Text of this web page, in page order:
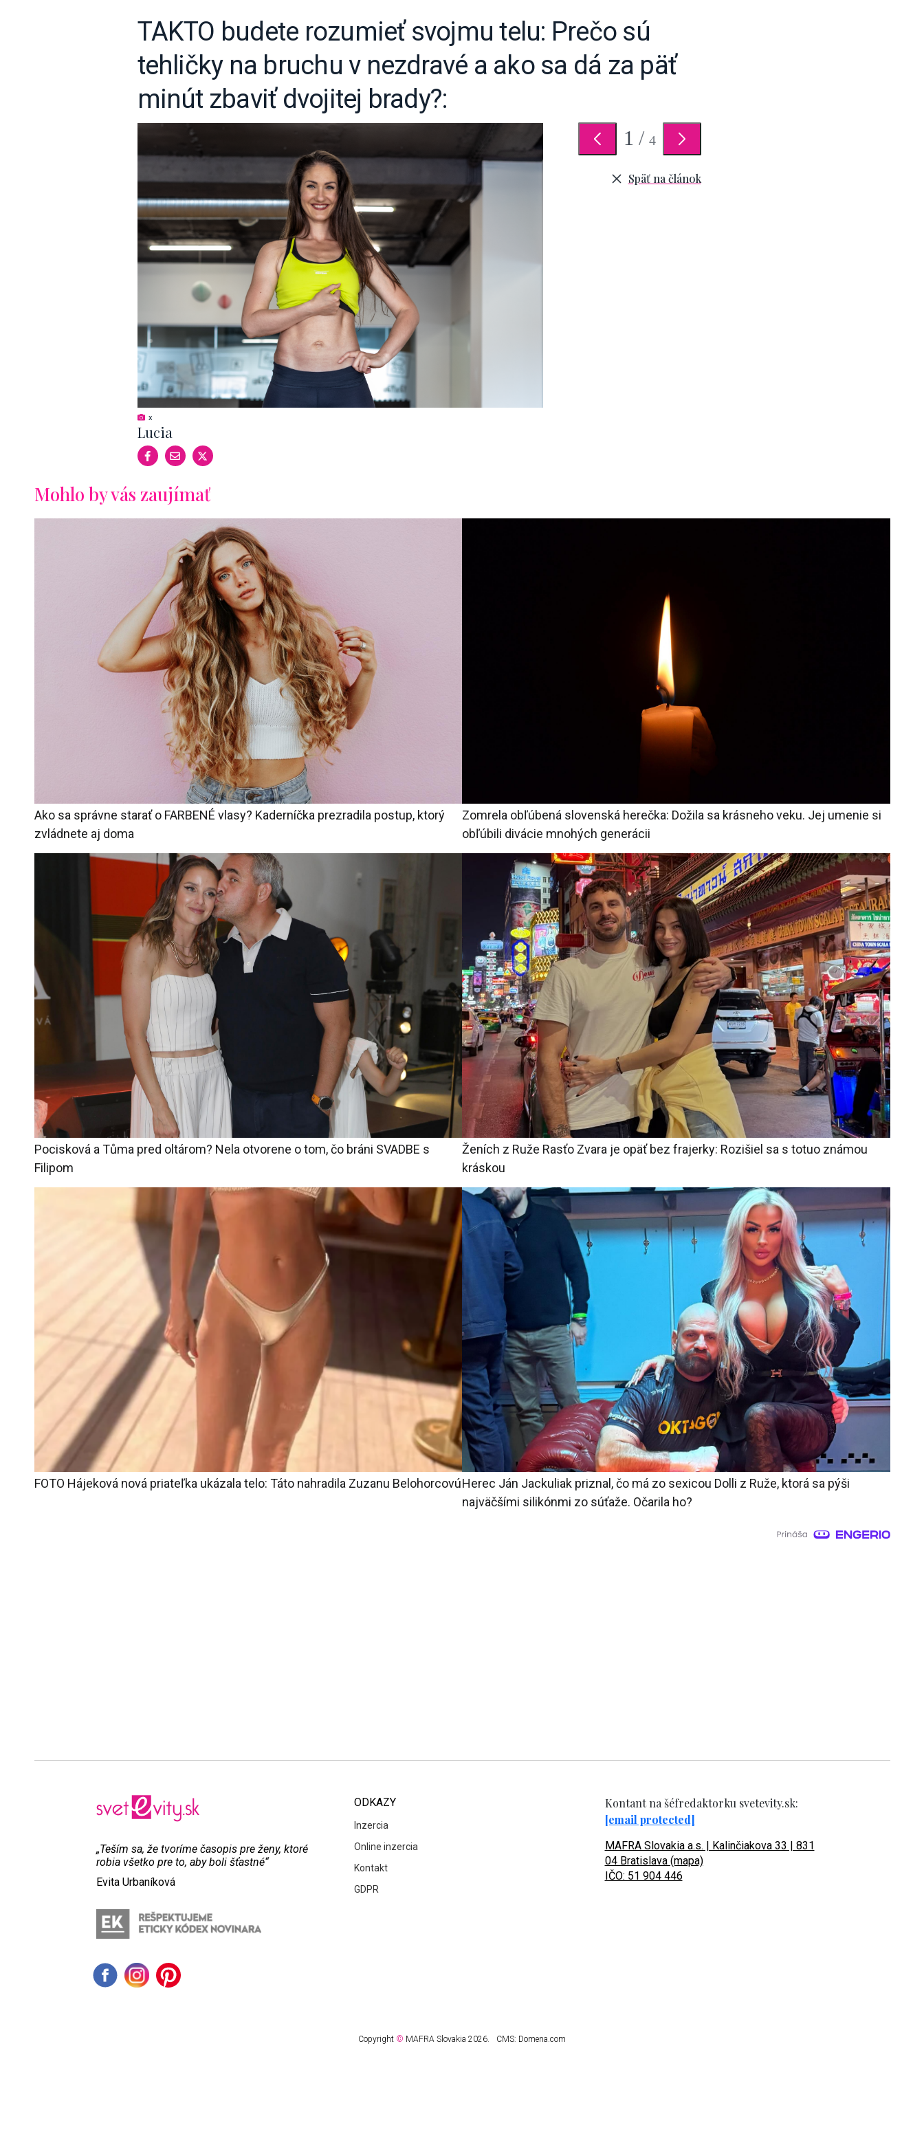
TAKTO budete rozumieť svojmu telu: Prečo sú
tehličky na bruchu v nezdravé a ako sa dá za päť
minút zbaviť dvojitej brady?:
1 / 4
Späť na článok
x
Lucia
Mohlo by vás zaujímať
Ako sa správne starať o FARBENÉ vlasy? Kaderníčka prezradila postup, ktorý
zvládnete aj doma
Zomrela obľúbená slovenská herečka: Dožila sa krásneho veku. Jej umenie si
obľúbili divácie mnohých generácii
Pocisková a Tůma pred oltárom? Nela otvorene o tom, čo bráni SVADBE s
Filipom
Ženích z Ruže Rasťo Zvara je opäť bez frajerky: Rozišiel sa s totuo známou
kráskou
FOTO Hájeková nová priateľka ukázala telo: Táto nahradila Zuzanu BelohorcovúHerec Ján Jackuliak priznal, čo má zo sexicou Dolli z Ruže, ktorá sa pýši
najväčšími silikónmi zo súťaže. Očarila ho?
„Teším sa, že tvoríme časopis pre ženy, ktoré
robia všetko pre to, aby boli šťastné“
Evita Urbaníková
ODKAZY
Inzercia
Online inzercia
Kontakt
GDPR
Kontant na šéfredaktorku svetevity.sk:
[email protected]
MAFRA Slovakia a.s. | Kalinčiakova 33 | 831
04 Bratislava (mapa)
IČO: 51 904 446
Copyright © MAFRA Slovakia 2026. CMS: Domena.com